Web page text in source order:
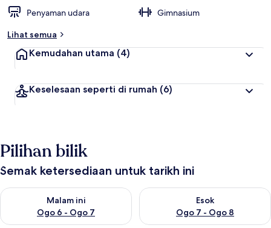
Penyaman udara
Gimnasium
Lihat semua
Kemudahan utama (4)
Keselesaan seperti di rumah (6)
Pilihan bilik
Semak ketersediaan untuk tarikh ini
Malam ini
Ogo 6 - Ogo 7
Semak ketersediaan untuk malam ini Ogo 6 - Ogo 7
Esok
Ogo 7 - Ogo 8
Semak ketersediaan untuk